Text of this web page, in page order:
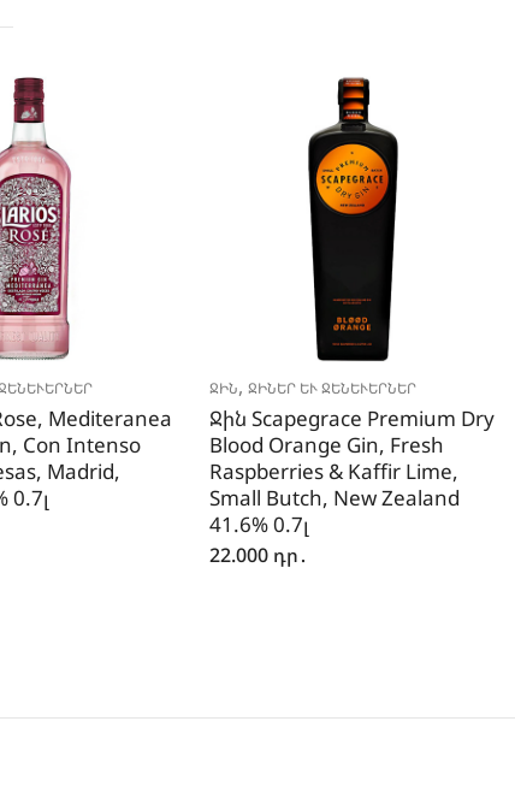
Mediteranea
Con Intenso
Madrid,
0.7լ
ՋԻՆ,ՋԻՆԵՐ ԵՒ ՋԵՆԵՒԵՐՆԵՐ
Ջին Scapegrace Premium Dry
Blood Orange Gin, Fresh
Raspberries & Kaffir Lime,
Small Butch, New Zealand
41.6% 0.7լ
22.000 դր․